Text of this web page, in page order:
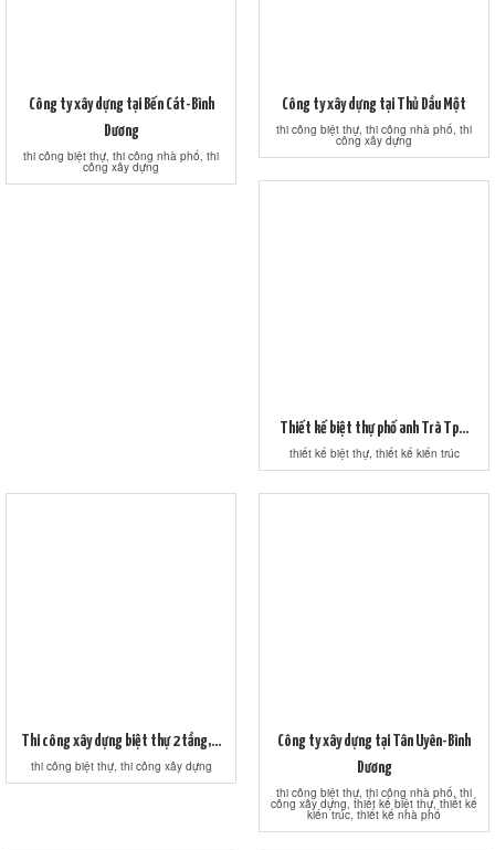
Công ty xây dựng tại Bến Cát-Bình
Dương
thi công biệt thự, thi công nhà phố, thi
công xây dựng
Công ty xây dựng tại Thủ Dầu Một
thi công biệt thự, thi công nhà phố, thi
công xây dựng
Thiết kế biệt thự phố anh Trà Tp...
thiết kế biệt thự, thiết kế kiến trúc
Thi công xây dựng biệt thự 2 tầng,...
thi công biệt thự, thi công xây dựng
Công ty xây dựng tại Tân Uyên-Bình
Dương
thi công biệt thự, thi công nhà phố, thi
công xây dựng, thiết kế biệt thự, thiết kế
kiến trúc, thiết kế nhà phố